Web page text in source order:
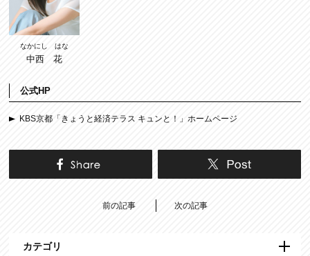
なかにし はな
中西 花
公式HP
KBS京都「きょうと経済テラス キュンと！」ホームページ
前の記事 次の記事
カテゴリ